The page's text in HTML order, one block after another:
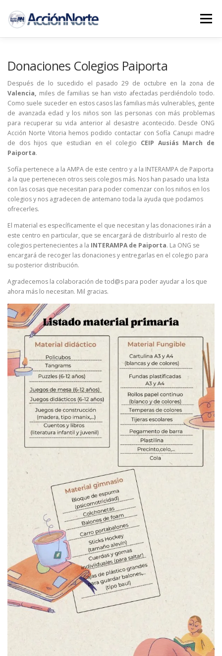
contenido
Menú
COLABORA CONTACTO
Donaciones Colegios Paiporta
Después de lo sucedido el pasado 29 de octubre en la zona de
Valencia, miles de familias se han visto afectadas perdiéndolo todo.
Como suele suceder en estos casos las familias más vulnerables, gente
de avanzada edad y los niños son las personas con más problemas
para recuperar su vida anterior al desastre acontecido. Desde ONG
Acción Norte Vitoria hemos podido contactar con Sofía Canupi madre
de dos hijos que estudian en el colegio CEIP Ausiás March de
Paiporta.
Sofía pertenece a la AMPA de este centro y a la INTERAMPA de Paiporta
a la que pertenecen otros seis colegios más. Nos han pasado una lista
con las cosas que necesitan para poder comenzar con los niños en los
colegios y nos agradecen de antemano toda la ayuda que podamos
ofrecerles.
El material es específicamente el que necesitan y las donaciones irán a
este centro en particular, que se encargará de distribuirlo al resto de
colegios pertenecientes a la INTERAMPA de Paiporta. La ONG se
encargará de recoger las donaciones y entregarlas en el colegio para
su posterior distribución.
Agradecemos la colaboración de tod@s para poder ayudar a los que
ahora más lo necesitan. Mil gracias.